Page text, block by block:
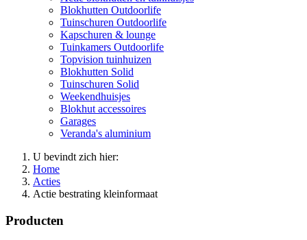
Blokhutten Outdoorlife
Tuinschuren Outdoorlife
Kapschuren & lounge
Tuinkamers Outdoorlife
Topvision tuinhuizen
Blokhutten Solid
Tuinschuren Solid
Weekendhuisjes
Blokhut accessoires
Garages
Veranda's aluminium
U bevindt zich hier:
Home
Acties
Actie bestrating kleinformaat
Producten